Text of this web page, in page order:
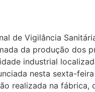
de Vigilância
da produção dos
industrial
nesta sexta-
realizada na fábrica,